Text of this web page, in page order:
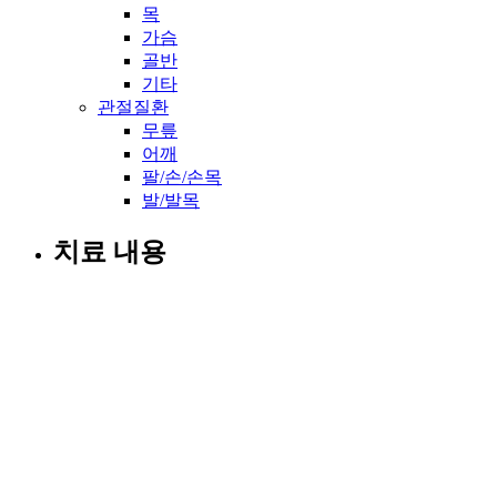
목
가슴
골반
기타
관절질환
무릎
어깨
팔/손/손목
발/발목
치료 내용